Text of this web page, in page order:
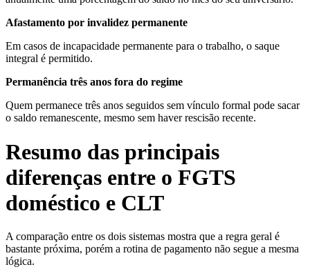
Afastamento por invalidez permanente
Em casos de incapacidade permanente para o trabalho, o saque
integral é permitido.
Permanência três anos fora do regime
Quem permanece três anos seguidos sem vínculo formal pode sacar
o saldo remanescente, mesmo sem haver rescisão recente.
Resumo das principais
diferenças entre o FGTS
doméstico e CLT
A comparação entre os dois sistemas mostra que a regra geral é
bastante próxima, porém a rotina de pagamento não segue a mesma
lógica.